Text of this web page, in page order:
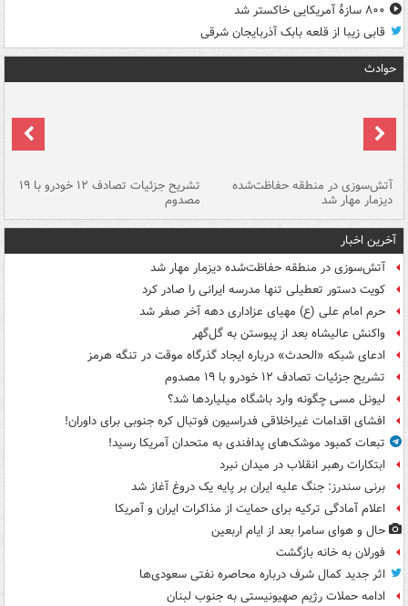
۸۰۰ سازۀ آمریکایی خاکستر شد
قابی زیبا از قلعه بابک آذربایجان شرقی
حوادث
آتش‌سوزی در منطقه حفاظت‌شده
دیزمار مهار شد
تشریح جزئیات تصادف ۱۲ خودرو با ۱۹
مصدوم
آخرین اخبار
آتش‌سوزی در منطقه حفاظت‌شده دیزمار مهار شد
کویت دستور تعطیلی تنها مدرسه ایرانی را صادر کرد
حرم امام علی (ع) مهیای عزاداری دهه آخر صفر شد
واکنش عالیشاه بعد از پیوستن به گل‌گهر
ادعای شبکه «الحدث» درباره ایجاد گذرگاه موقت در تنگه هرمز
تشریح جزئیات تصادف ۱۲ خودرو با ۱۹ مصدوم
لیونل مسی چگونه وارد باشگاه میلیاردها شد؟
افشای اقدامات غیراخلاقی فدراسیون فوتبال کره جنوبی برای داوران!
تبعات کمبود موشک‌های پدافندی به متحدان آمریکا رسید!
ابتکارات رهبر انقلاب در میدان نبرد
برنی سندرز: جنگ علیه ایران بر پایه یک دروغ آغاز شد
اعلام آمادگی ترکیه برای حمایت از مذاکرات ایران و آمریکا
حال و هوای سامرا بعد از ایام اربعین
فورلان به خانه بازگشت
اثر جدید کمال شرف درباره محاصره نفتی سعودی‌ها
ادامه حملات رژیم صهیونیستی به جنوب لبنان